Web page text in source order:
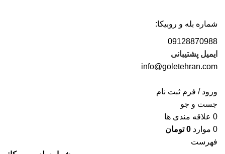
شماره بله و روبیکا:
09128870988
ایمیل پشتیبانی
info@goletehran.com
ورود / فرم ثبت نام
جست و جو
0 علاقه مندی ها
0 موارد 0 تومان
فهرست